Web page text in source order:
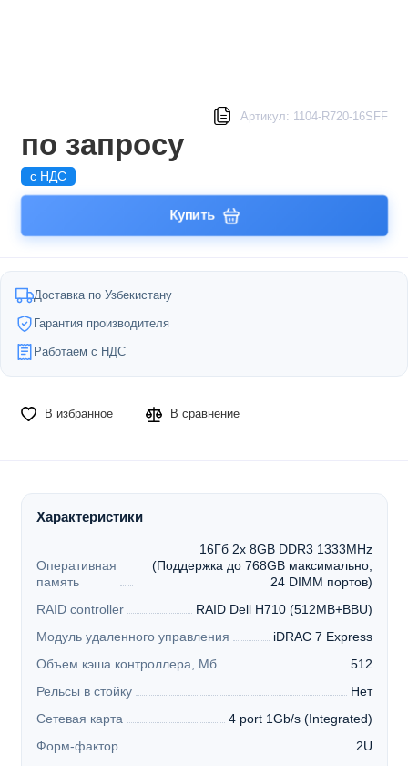
Артикул: 1104-R720-16SFF
по запросу
с НДС
Купить
Доставка по Узбекистану
Гарантия производителя
Работаем с НДС
В избранное В сравнение
Характеристики
Оперативная
память
16Гб 2x 8GB DDR3 1333MHz
(Поддержка до 768GB максимально,
24 DIMM портов)
RAID controller
RAID Dell H710 (512MB+BBU)
Модуль удаленного управления
iDRAC 7 Express
Объем кэша контроллера, Мб
512
Рельсы в стойку
Нет
Сетевая карта
4 port 1Gb/s (Integrated)
Форм-фактор
2U